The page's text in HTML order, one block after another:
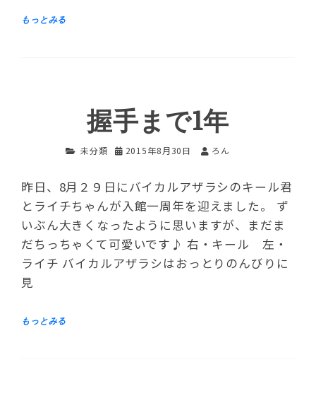
握手まで1年
未分類 2015年8月30日 ろん
昨日、8月２９日にバイカルアザラシのキール君
とライチちゃんが入館一周年を迎えました。 ず
いぶん大きくなったように思いますが、まだま
だちっちゃくて可愛いです♪ 右・キール 左・
ライチ バイカルアザラシはおっとりのんびりに
見